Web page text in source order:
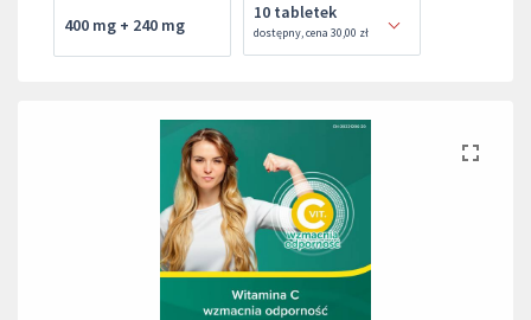
400 mg + 240 mg
10 tabletek
dostępny,cena 30,00 zł